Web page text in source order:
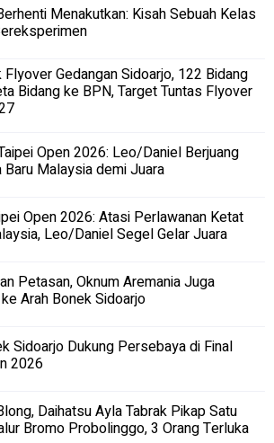
Menakutkan: Kisah Sebuah Kelas
Gedangan Sidoarjo, 122 Bidang
Bidang ke BPN, Target Tuntas Flyover
Open 2026: Leo/Daniel Berjuang
Baru Malaysia demi Juara
Open 2026: Atasi Perlawanan Ketat
Leo/Daniel Segel Gelar Juara
Petasan, Oknum Aremania Juga
Arah Bonek Sidoarjo
Sidoarjo Dukung Persebaya di Final
2026
Daihatsu Ayla Tabrak Pikap Satu
Bromo Probolinggo, 3 Orang Terluka